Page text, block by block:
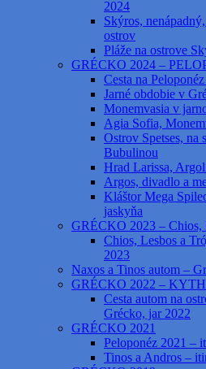
2024
Skýros,
ostrov
Pláže na ostrove
GRÉCKO 2024 –
Cesta na
Jarné obdobie v
Monemvasia v
Agia Sofia,
Ostrov Spetses, na
Bubulinou
Hrad Larissa,
Argos, divadlo a
Kláštor Mega
jaskyňa
GRÉCKO 2023 – Chios,
Chios, Lesbos a
2023
Naxos a Tinos autom –
GRÉCKO 2022 –
Cesta autom na
Grécko, jar 2022
GRÉCKO 2021
Peloponéz 2021 –
Tinos a Andros –